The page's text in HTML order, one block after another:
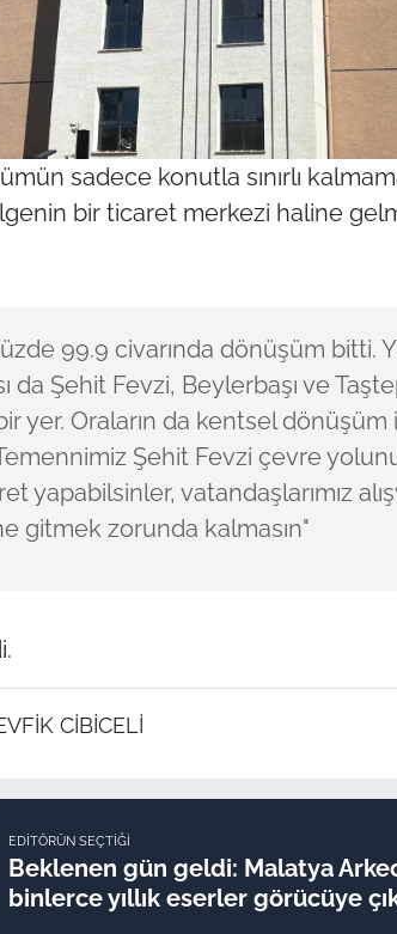
sadece konutla sınırlı
bir ticaret merkezi haline
99.9 civarında dönüşüm bitti.
da Şehit Fevzi, Beylerbaşı ve
yer. Oraların da kentsel
Şehit Fevzi çevre
yapabilsinler, vatandaşlarımız
gitmek zorunda kalmasın"
CİBİCELİ
EDITÖRÜN SEÇTIĞI
Beklenen gün geldi: Malatya
binlerce yıllık eserler görücüye